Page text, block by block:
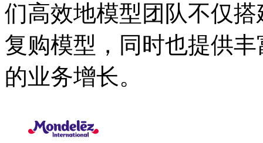
们高效地模型团队不仅
复购模型，同时也提供
的业务增长。